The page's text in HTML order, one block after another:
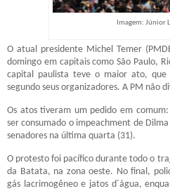
Imagem: Júnior
O atual presidente Michel Temer
domingo em capitais como São Paulo,
capital paulista teve o maior ato, que
segundo seus organizadores. A PM não
Os atos tiveram um pedido em
ser consumado o impeachment de
senadores na última quarta (31).
O protesto foi pacífico durante todo o
da Batata, na zona oeste. No final,
gás lacrimogêneo e jatos d´água,